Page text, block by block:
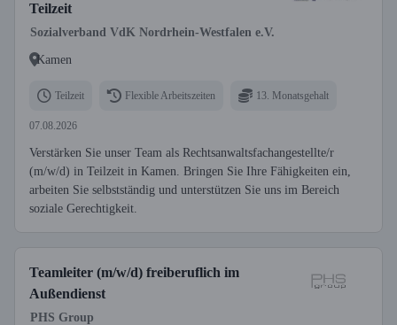
Teilzeit
Sozialverband VdK Nordrhein-Westfalen e.V.
Kamen
Teilzeit Flexible Arbeitszeiten 13. Monatsgehalt
07.08.2026
Verstärken Sie unser Team als Rechtsanwaltsfachangestellte/r
(m/w/d) in Teilzeit in Kamen. Bringen Sie Ihre Fähigkeiten ein,
arbeiten Sie selbstständig und unterstützen Sie uns im Bereich
soziale Gerechtigkeit.
Teamleiter (m/w/d) freiberuflich im
Außendienst
PHS Group